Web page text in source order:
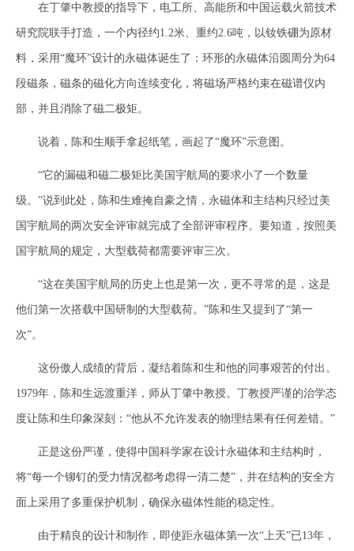
在丁肇中教授的指导下，电工所、高能所和中国运载火箭技术
研究院联手打造，一个内径约1.2米、重约2.6吨，以钕铁硼为原材
料，采用“魔环”设计的永磁体诞生了：环形的永磁体沿圆周分为64
段磁条，磁条的磁化方向连续变化，将磁场严格约束在磁谱仪内
部，并且消除了磁二极矩。
说着，陈和生顺手拿起纸笔，画起了“魔环”示意图。
“它的漏磁和磁二极矩比美国宇航局的要求小了一个数量
级。”说到此处，陈和生难掩自豪之情，永磁体和主结构只经过美
国宇航局的两次安全评审就完成了全部评审程序。要知道，按照美
国宇航局的规定，大型载荷都需要评审三次。
“这在美国宇航局的历史上也是第一次，更不寻常的是，这是
他们第一次搭载中国研制的大型载荷。”陈和生又提到了“第一
次”。
这份傲人成绩的背后，凝结着陈和生和他的同事艰苦的付出。
1979年，陈和生远渡重洋，师从丁肇中教授。丁教授严谨的治学态
度让陈和生印象深刻：“他从不允许发表的物理结果有任何差错。”
正是这份严谨，使得中国科学家在设计永磁体和主结构时，
将“每一个铆钉的受力情况都考虑得一清二楚”，并在结构的安全方
面上采用了多重保护机制，确保永磁体性能的稳定性。
由于精良的设计和制作，即使距永磁体第一次“上天”已13年，